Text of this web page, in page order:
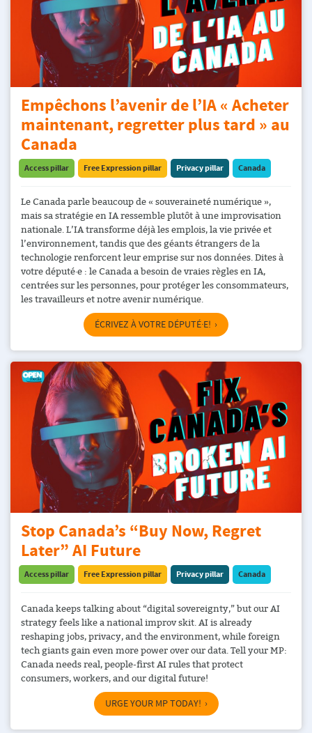
Empêchons l’avenir de l’IA « Acheter
maintenant, regretter plus tard » au
Canada
Access pillar Free Expression pillar Privacy pillar Canada
Le Canada parle beaucoup de « souveraineté numérique »,
mais sa stratégie en IA ressemble plutôt à une improvisation
nationale. L’IA transforme déjà les emplois, la vie privée et
l’environnement, tandis que des géants étrangers de la
technologie renforcent leur emprise sur nos données. Dites à
votre député·e : le Canada a besoin de vraies règles en IA,
centrées sur les personnes, pour protéger les consommateurs,
les travailleurs et notre avenir numérique.
ÉCRIVEZ À VOTRE DÉPUTÉ·E!
Stop Canada’s “Buy Now, Regret
Later” AI Future
Access pillar Free Expression pillar Privacy pillar Canada
Canada keeps talking about “digital sovereignty,” but our AI
strategy feels like a national improv skit. AI is already
reshaping jobs, privacy, and the environment, while foreign
tech giants gain even more power over our data. Tell your MP:
Canada needs real, people-first AI rules that protect
consumers, workers, and our digital future!
URGE YOUR MP TODAY!